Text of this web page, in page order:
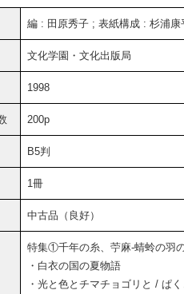
編 : 田原秀子 ; 表紙構成 : 杉浦康
文化学園・文化出版局
1998
200p
B5判
1冊
中古品（良好）
特集①千年の糸、苧麻-蜻蛉の羽
・白衣の国の夏物語
・光と色とチマチョゴリと / ぱ